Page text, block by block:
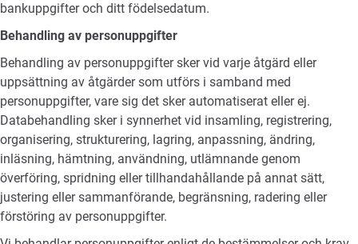
bankuppgifter och ditt födelsedatum.
Behandling av personuppgifter
Behandling av personuppgifter sker vid varje åtgärd eller
uppsättning av åtgärder som utförs i samband med
personuppgifter, vare sig det sker automatiserat eller ej.
Databehandling sker i synnerhet vid insamling, registrering,
organisering, strukturering, lagring, anpassning, ändring,
inläsning, hämtning, användning, utlämnande genom
överföring, spridning eller tillhandahållande på annat sätt,
justering eller sammanförande, begränsning, radering eller
förstöring av personuppgifter.